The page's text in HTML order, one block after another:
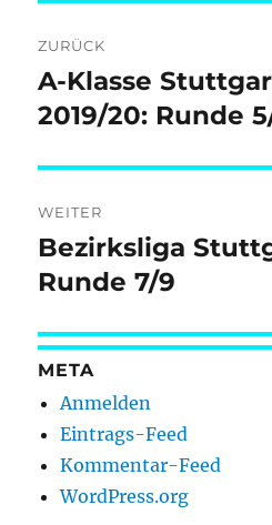
ZURÜCK
Vorheriger
Beitrag:
A-Klasse
2019/20: Runde
WEITER
Nächster
Beitrag:
Bezirksliga
Runde 7/9
META
Anmelden
Eintrags-Feed
Kommentar-Feed
WordPress.org